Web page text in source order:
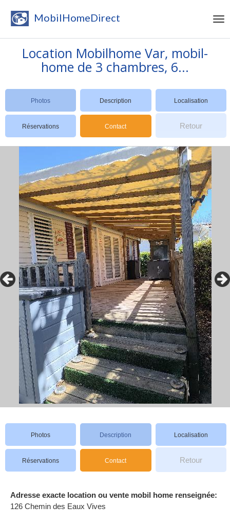
MobilHomeDirect
Location Mobilhome Var, mobil-
home de 3 chambres, 6...
Photos Description Localisation
Réservations Contact Retour
Photos Description Localisation
Réservations Contact Retour
Adresse exacte location ou vente mobil home renseignée:
126 Chemin des Eaux Vives